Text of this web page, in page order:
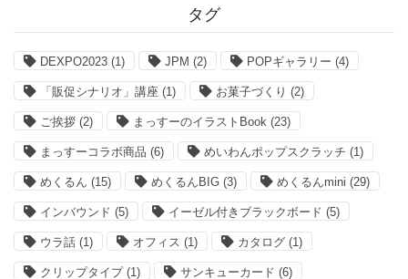
タグ
DEXPO2023 (1) JPM (2) POPギャラリー (4)
「販促シナリオ」講座 (1) お菓子づくり (2)
ご挨拶 (2) まっすーのイラストBook (23)
まっすーコラボ商品 (6) めいわんポップスクラッチ (1)
めくるん (15) めくるんBIG (3) めくるんmini (29)
インバウンド (5) イーゼル付きブラックボード (5)
ウラ話 (1) オフィス (1) カタログ (1)
クリップタイプ(1) サンキューカード (6)